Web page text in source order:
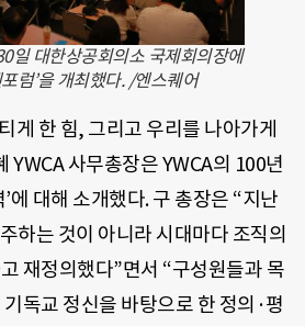
일 대한상공회의소 국제회의장에
럼’을 개최했다. /엔스퀘어
게 한 힘, 그리고 우리를 나아가게
YWCA 사무총장은 YWCA의 100년
에 대해 소개했다. 구 총장은 “지난
하는 것이 아니라 시대마다 조직의
재정의했다”면서 “구성원들과 목
독교 정신을 바탕으로 한 정의·평